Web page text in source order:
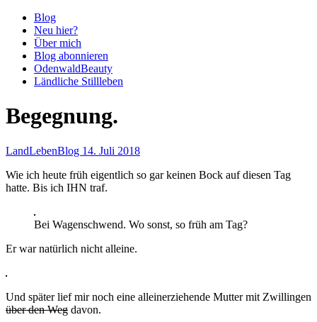
Blog
Neu hier?
Über mich
Blog abonnieren
OdenwaldBeauty
Ländliche Stillleben
Begegnung.
LandLebenBlog 14. Juli 2018
Wie ich heute früh eigentlich so gar keinen Bock auf diesen Tag
hatte. Bis ich IHN traf.
Bei Wagenschwend. Wo sonst, so früh am Tag?
Er war natürlich nicht alleine.
Und später lief mir noch eine alleinerziehende Mutter mit Zwillingen
über den Weg davon.